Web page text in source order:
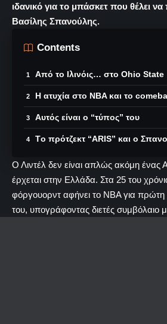
ιδανικό για το μπάσκετ που θέλει
Βασίλης Σπανούλης.
Contents
Από το Ιλινόις… στο Ohio State
Η ατυχία στο NBA και το
Αυτός είναι ο “τύπος” του
Τo πρότζεκτ “ARIS” και ο
Ο Λιντέλ δεν είναι απλώς ακόμη ένας
έρχεται στην Ελλάδα. Στα 25 του
φόργουορντ αφήνει το NBA για
του, υπογράφοντας διετές συμβόλαιο